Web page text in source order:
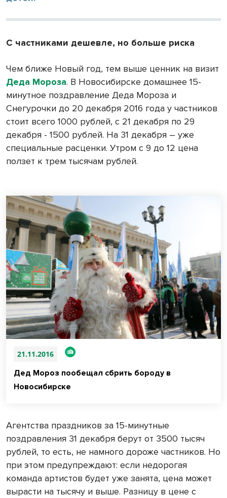
С частниками дешевле, но больше риска
Чем ближе Новый год, тем выше ценник на визит
Деда Мороза. В Новосибирске домашнее 15-
минутное поздравление Деда Мороза и
Снегурочки до 20 декабря 2016 года у частников
стоит всего 1000 рублей, с 21 декабря по 29
декабря - 1500 рублей. На 31 декабря – уже
специальные расценки. Утром с 9 до 12 цена
ползет к трем тысячам рублей.
21.11.2016
Дед Мороз пообещал сбрить бороду в
Новосибирске
Агентства праздников за 15-минутные
поздравления 31 декабря берут от 3500 тысяч
рублей, то есть, не намного дороже частников. Но
при этом предупреждают: если недорогая
команда артистов будет уже занята, цена может
вырасти на тысячу и выше. Разницу в цене с